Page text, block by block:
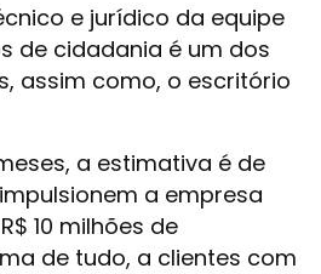
e jurídico da equipe
de cidadania é um dos
assim como, o escritório
a estimativa é de
a empresa
10 milhões de
de tudo, a clientes com